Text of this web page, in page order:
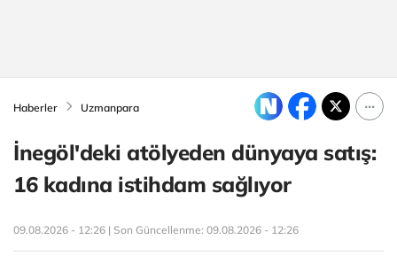
Haberler Uzmanpara
İnegöl'deki atölyeden dünyaya satış:
16 kadına istihdam sağlıyor
09.08.2026 - 12:26 | Son Güncellenme: 09.08.2026 - 12:26